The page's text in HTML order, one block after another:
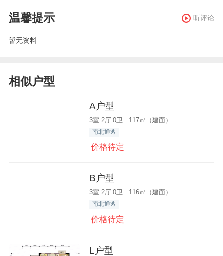
温馨提示 听评论
暂无资料
相似户型
A户型
3室 2厅 0卫 117㎡（建面）
南北通透
价格待定
B户型
3室 2厅 0卫 116㎡（建面）
南北通透
价格待定
L户型